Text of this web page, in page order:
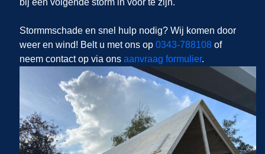
bij een volgende storm in voor te zijn.
Stormmschade en snel hulp nodig? Wij komen door
weer en wind! Belt u met ons op 0343-788108of
neem contact op via ons aanvraag formulier.